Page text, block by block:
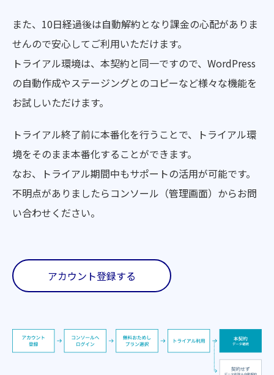
また、10日経過後は自動解約となり課金の心配がありま
せんので安心してご利用いただけます。
トライアル環境は、本契約と同一ですので、WordPress
の自動作成やステージングとのコピーなど様々な機能を
お試しいただけます。
トライアル終了前に本番化を行うことで、トライアル環
境をそのまま本番化することができます。
なお、トライアル期間中もサポートの活用が可能です。
不明点がありましたらコンソール（管理画面）からお問
い合わせください。
アカウント登録する